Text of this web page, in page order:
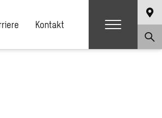
Kontakt